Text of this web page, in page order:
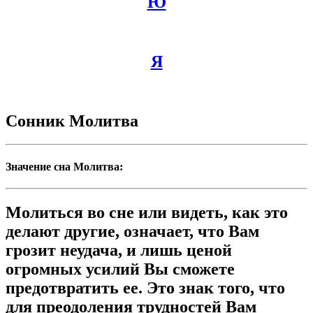
Я
Сонник Молитва
Значение сна Молитва:
Молиться во сне или видеть, как это
делают другие, означает, что Вам
грозит неудача, и лишь ценой
огромных усилий Вы сможете
предотвратить ее. Это знак того, что
для преодоления трудностей Вам